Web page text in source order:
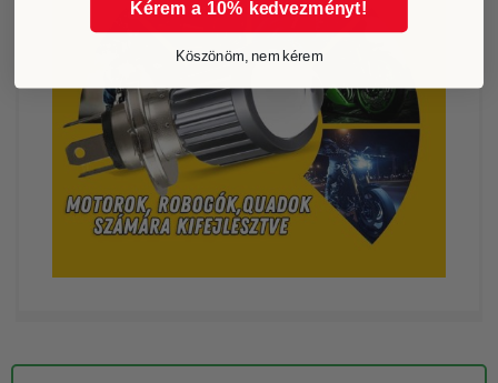
Kérem a 10% kedvezményt!
Köszönöm, nem kérem